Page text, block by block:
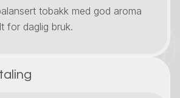
tobakk med god aroma
for daglig bruk.